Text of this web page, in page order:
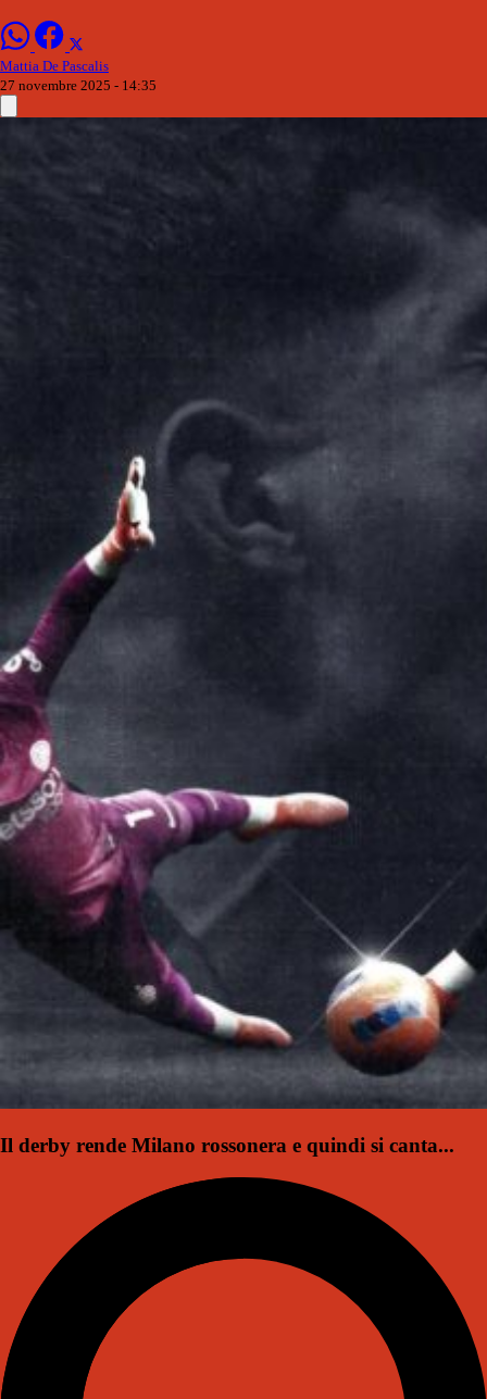
Mattia De Pascalis
27 novembre 2025 - 14:35
Il derby rende Milano rossonera e quindi si canta...